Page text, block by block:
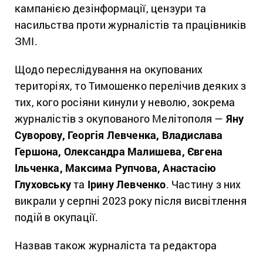
кампанією дезінформації, цензури та
насильства проти журналістів та працівників
ЗМІ.
Щодо переслідування на окупованих
територіях, то Тимошенко перелічив деяких з
тих, кого росіяни кинули у неволю, зокрема
журналістів з окупованого Мелітополя — Яну
Суворову, Георгія Левченка, Владислава
Гершона, Олександра Малишева, Євгена
Ільченка, Максима Рупчова, Анастасію
Глуховськута Ірину Левченко. Частину з них
викрали у серпні 2023 року після висвітлення
подій в окупації.
Назвав також журналіста та редактора